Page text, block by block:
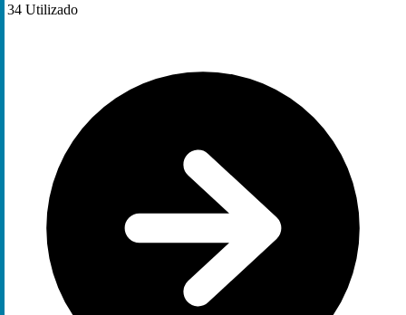
34 Utilizado